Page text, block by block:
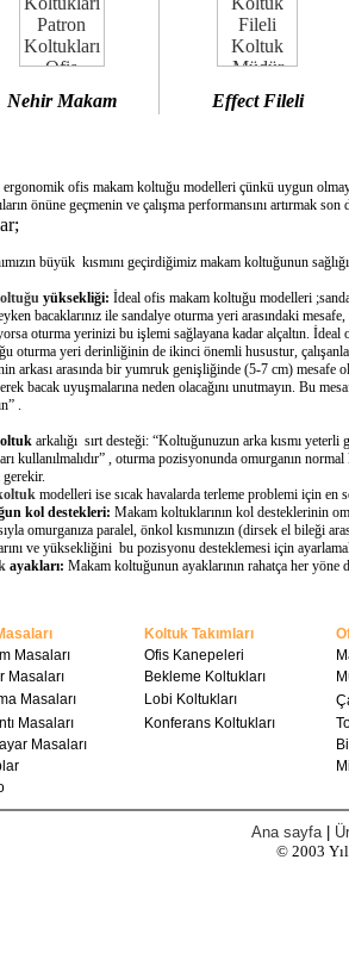
Nehir Makam Effect Fileli
ergonomik ofis makam koltuğu modelleri çünkü uygun
önüne geçmenin ve çalışma performansını artırmak
büyük kısmını geçirdiğimiz makam koltuğunun
yüksekliği: İdeal ofis makam koltuğu modelleri
bacaklarınız ile sandalye oturma yeri arasındaki
oturma yerinizi bu işlemi sağlayana kadar alçaltın.
oturma yeri derinliğinin de ikinci önemli husustur,
arkası arasında bir yumruk genişliğinde (5-7 cm) mesafe
bacak uyuşmalarına neden olacağını unutmayın. Bu
.
arkalığı sırt desteği: “Koltuğunuzun arka kısmı
kullanılmalıdır” , oturma pozisyonunda omurganın
gerekir.
modelleri ise sıcak havalarda terleme problemi için
kol destekleri: Makam koltuklarının kol desteklerinin
omurganıza paralel, önkol kısmınızın (dirsek el bileği
ve yüksekliğini bu pozisyonu desteklemesi için
ayakları: Makam koltuğunun ayaklarının rahatça her
Koltuk Takımları
Masaları
Ofis Kanepeleri
Masaları
Bekleme Koltukları
Masaları
Lobi Koltukları
Masaları
Konferans Koltukları
Masaları
Ana sayfa
© 2003